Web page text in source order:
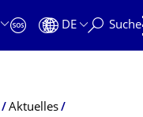
DE Suche
Aktuelles